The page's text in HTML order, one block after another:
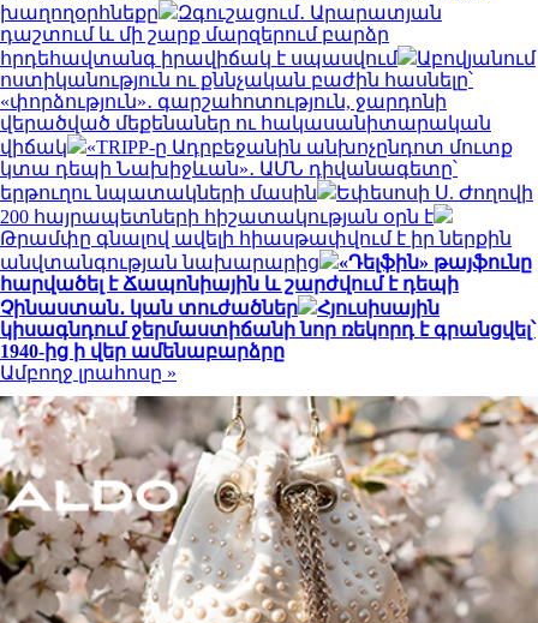
խաղողօրհնեքը
Զգուշացում․ Արարատյան
դաշտում և մի շարք մարզերում բարձր
հրդեհավտանգ իրավիճակ է սպասվում
Աբովյանում
ոստիկանություն ու քննչական բաժին հասնելը՝
«փորձություն»․ գարշահոտություն, ջարդոնի
վերածված մեքենաներ ու հակասանիտարական
վիճակ
«TRIPP-ը Ադրբեջանին անխոչընդոտ մուտք
կտա դեպի Նախիջևան»․ ԱՄՆ դիվանագետը՝
երթուղու նպատակների մասին
Եփեսոսի Ս. Ժողովի
200 հայրապետների հիշատակության օրն է
Թրամփը գնալով ավելի հիասթափվում է իր ներքին
անվտանգության նախարարից
«Դելֆին» թայֆունը
հարվածել է Ճապոնիային և շարժվում է դեպի
Չինաստան․ կան տուժածներ
Հյուսիսային
կիսագնդում ջերմաստիճանի նոր ռեկորդ է գրանցվել՝
1940-ից ի վեր ամենաբարձրը
Ամբողջ լրահոսը »